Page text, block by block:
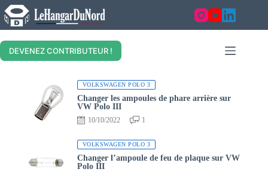
DEVENEZ CONTRIBUTEUR !
VOLKSWAGEN POLO 3
Changer les ampoules de phare arrière sur
VW Polo III
10/10/2022 1
VOLKSWAGEN POLO 3
Changer l’ampoule de feu de plaque sur VW
Polo III